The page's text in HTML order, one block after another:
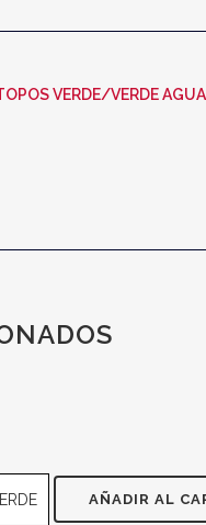
VERDE/VERDE
AÑADIR AL